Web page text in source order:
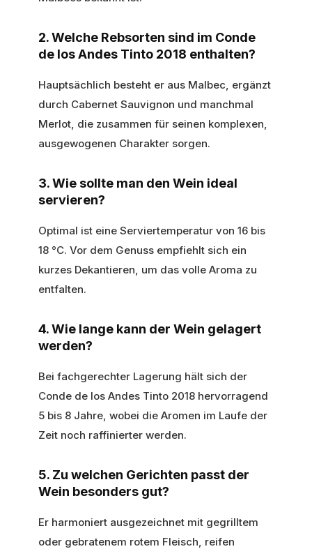
2. Welche Rebsorten sind im Conde
de los Andes Tinto 2018 enthalten?
Hauptsächlich besteht er aus Malbec, ergänzt
durch Cabernet Sauvignon und manchmal
Merlot, die zusammen für seinen komplexen,
ausgewogenen Charakter sorgen.
3. Wie sollte man den Wein ideal
servieren?
Optimal ist eine Serviertemperatur von 16 bis
18 °C. Vor dem Genuss empfiehlt sich ein
kurzes Dekantieren, um das volle Aroma zu
entfalten.
4. Wie lange kann der Wein gelagert
werden?
Bei fachgerechter Lagerung hält sich der
Conde de los Andes Tinto 2018 hervorragend
5 bis 8 Jahre, wobei die Aromen im Laufe der
Zeit noch raffinierter werden.
5. Zu welchen Gerichten passt der
Wein besonders gut?
Er harmoniert ausgezeichnet mit gegrilltem
oder gebratenem rotem Fleisch, reifen